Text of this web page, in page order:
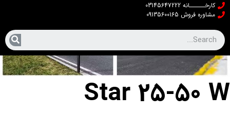
کارخــــــانه 03145647222
مشاوره فروش 09135600165
Star 25-50 W